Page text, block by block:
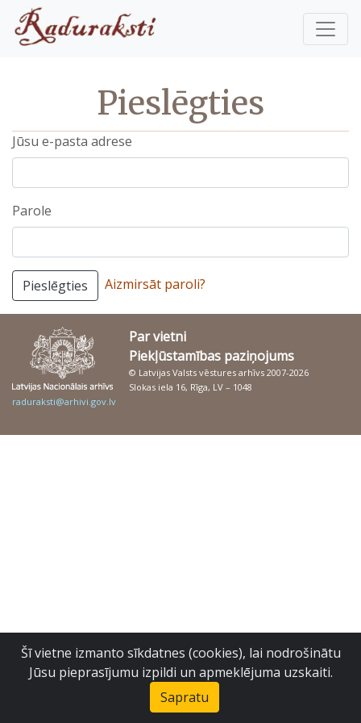
Pieslēgties
Jūsu e-pasta adrese
Parole
Pieslēgties Aizmirsāt paroli?
Par vietni
Piekļūstamības paziņojums
© Latvijas Valsts vēstures arhīvs 2007-2026
Slokas iela 16, Rīga, LV – 1048
raduraksti@arhivi.gov.lv
Šī vietne izmanto sīkdatnes (cookies), lai nodrošinātu
Jūsu pieprasījumu izpildi un apmeklējuma uzskaiti.
Sapratu